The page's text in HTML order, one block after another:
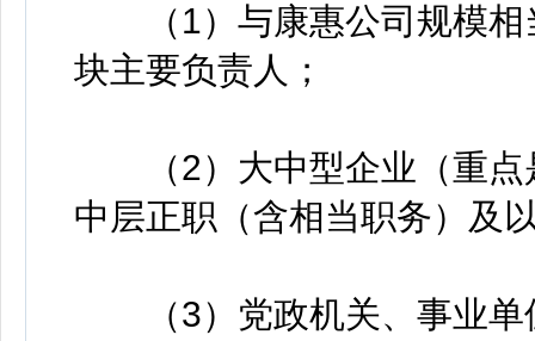
（1）与康惠公司规模相
块主要负责人；
（2）大中型企业（重点
中层正职（含相当职务）及
（3）党政机关、事业单